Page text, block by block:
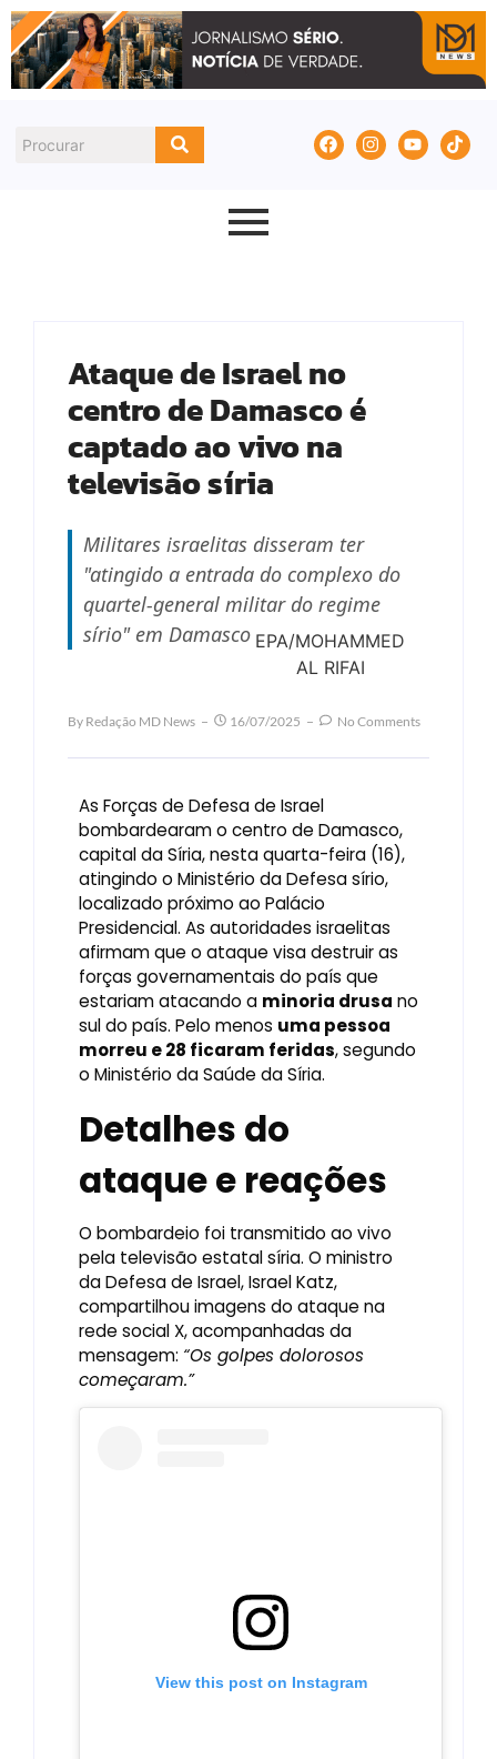
Ataque de Israel no
centro de Damasco é
captado ao vivo na
televisão síria
Militares israelitas disseram ter
"atingido a entrada do complexo do
quartel-general militar do regime
sírio" em Damasco EPA/MOHAMMED
AL RIFAI
By Redação MD News 16/07/2025 No Comments
As Forças de Defesa de Israel
bombardearam o centro de Damasco,
capital da Síria, nesta quarta-feira (16),
atingindo o Ministério da Defesa sírio,
localizado próximo ao Palácio
Presidencial. As autoridades israelitas
afirmam que o ataque visa destruir as
forças governamentais do país que
estariam atacando a minoria drusa no
sul do país. Pelo menos uma pessoa
morreu e 28 ficaram feridas, segundo
o Ministério da Saúde da Síria.
Detalhes do
ataque e reações
O bombardeio foi transmitido ao vivo
pela televisão estatal síria. O ministro
da Defesa de Israel, Israel Katz,
compartilhou imagens do ataque na
rede social X, acompanhadas da
mensagem: “Os golpes dolorosos
começaram.”
View this post on Instagram